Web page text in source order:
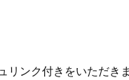
ンク付きをいただき